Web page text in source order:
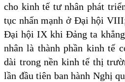
cho kinh tế tư nhân phát
tục nhấn mạnh ở Đại hội
Đại hội IX khi Đảng ta
nhân là thành phần kinh tế
dài trong nền kinh tế thị
lần đầu tiên ban hành Nghị